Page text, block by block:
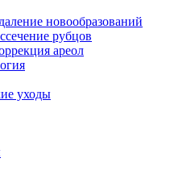
новообразований
рубцов
ареол
уходы